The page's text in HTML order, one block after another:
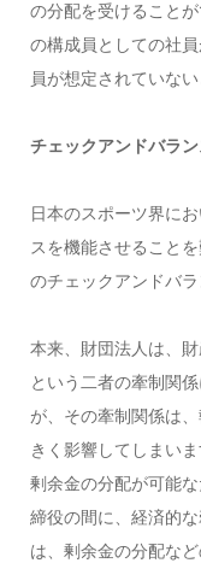
の分配を受けること
の構成員としての社
員が想定されていな
チェックアンドバラ
日本のスポーツ界に
スを機能させること
のチェックアンドバ
本来、財団法人は、
という二者の牽制関
が、その牽制関係は
きく影響してしまい
剰余金の分配が可能
締役の間に、経済的
は、剰余金の分配な